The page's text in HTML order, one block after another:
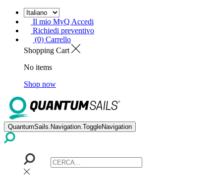
Il mio MyQ Accedi
Richiedi preventivo
(0) Carrello
Shopping Cart
No items
Shop now
QuantumSails.Navigation.ToggleNavigation